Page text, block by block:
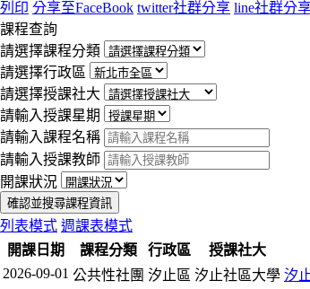
列印 分享至FaceBook twitter社群分享 line社群分
課程查詢
請選擇課程分類
請選擇行政區
請選擇授課社大
請輸入授課星期
請輸入課程名稱
請輸入授課教師
開課狀況
確認並搜尋課程資訊
列表模式 週課表模式
開課日期
課程分類 行政區 授課社大
2026-09-01 公共性社團 汐止區 汐止社區大學 汐